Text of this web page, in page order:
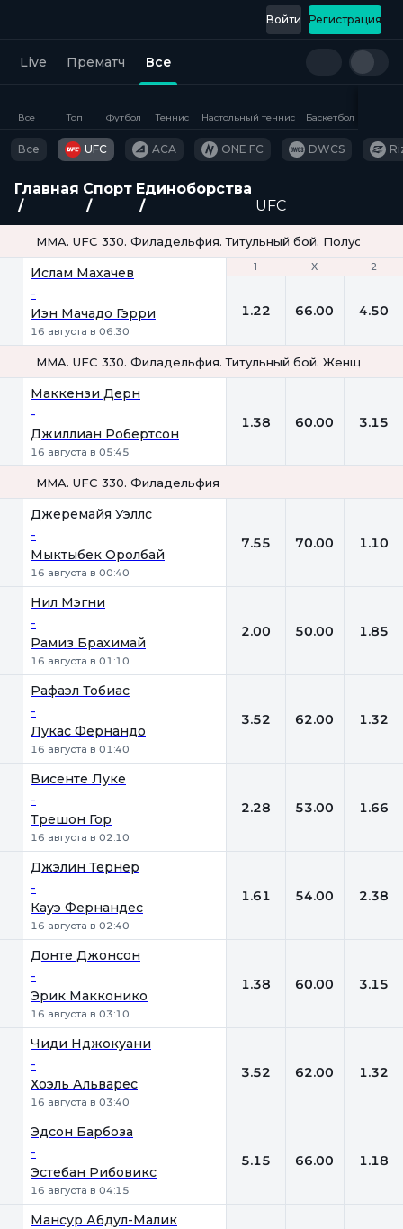
Регистрация
Войти
Live Прематч Все
Все Топ Футбол Теннис Настольный теннис Баскетбол
Все UFC ACA ONE FC DWCS
Главная Спорт Единоборства
UFC
MMA. UFC 330. Филадельфия. Титульный бой.
1 Х 2
Ислам Махачев
-
Иэн Мачадо Гэрри
16 августа в 06:30
1 Х 2
1.22 66.00 4.50
MMA. UFC 330. Филадельфия. Титульный бой. Женщины.
Маккензи Дерн
-
Джиллиан Робертсон
16 августа в 05:45
1.38 60.00 3.15
MMA. UFC 330. Филадельфия
Джеремайя Уэллс
-
Мыктыбек Оролбай
16 августа в 00:40
7.55 70.00 1.10
Нил Мэгни
-
Рамиз Брахимай
16 августа в 01:10
2.00 50.00 1.85
Рафаэл Тобиас
-
Лукас Фернандо
16 августа в 01:40
3.52 62.00 1.32
Висенте Луке
-
Трешон Гор
16 августа в 02:10
2.28 53.00 1.66
Джэлин Тернер
-
Кауэ Фернандес
16 августа в 02:40
1.61 54.00 2.38
Донте Джонсон
-
Эрик Макконико
16 августа в 03:10
1.38 60.00 3.15
Чиди Нджокуани
-
Хоэль Альварес
16 августа в 03:40
3.52 62.00 1.32
Эдсон Барбоза
-
Эстебан Рибовикс
16 августа в 04:15
5.15 66.00 1.18
Мансур Абдул-Малик